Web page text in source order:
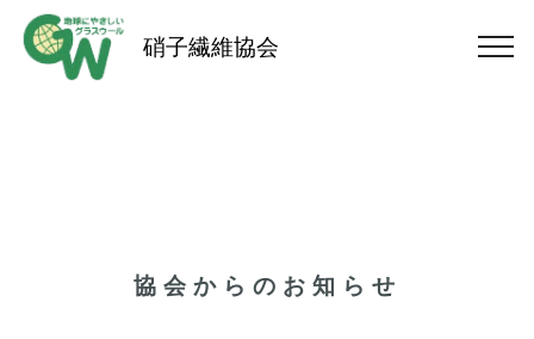
硝子繊維協会
協会からのお知らせ